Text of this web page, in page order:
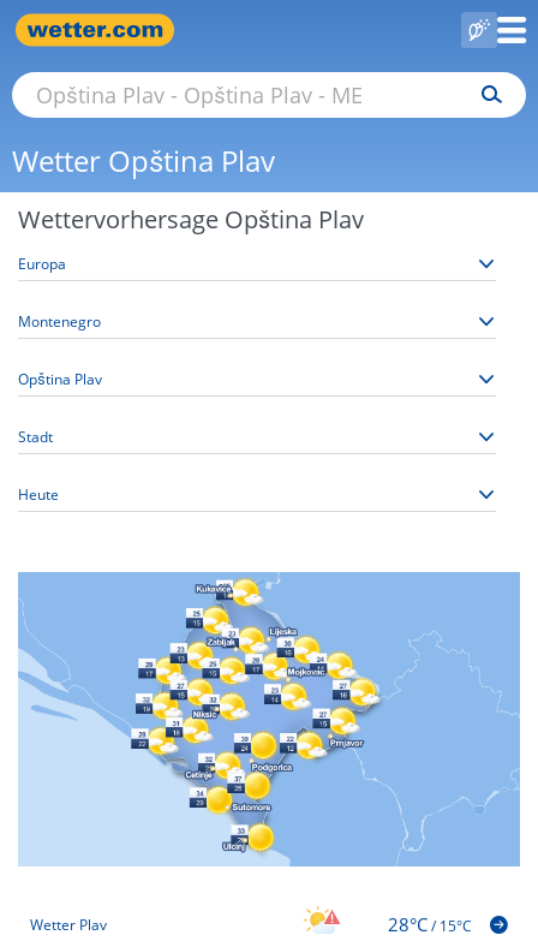
Wetter Opština Plav
Wettervorhersage Opština Plav
Wetter Plav 28°C/15°C